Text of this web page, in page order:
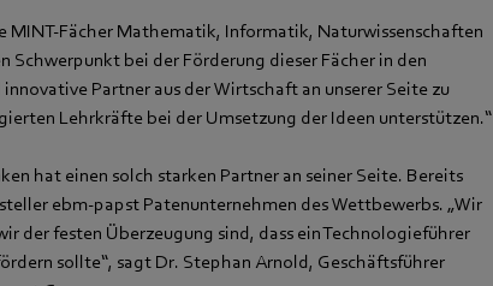
MINT-Fächer Mathematik, Informatik, Naturwissenschaften
Schwerpunkt bei der Förderung dieser Fächer in den
Partner aus der Wirtschaft an unserer Seite zu
Lehrkräfte bei der Umsetzung der Ideen unterstützen.“
hat einen solch starken Partner an seiner Seite. Bereits
ebm-papst Patenunternehmen des Wettbewerbs. „Wir
der festen Überzeugung sind, dass ein Technologieführer
sollte“, sagt Dr. Stephan Arnold, Geschäftsführer